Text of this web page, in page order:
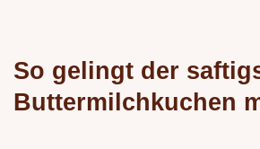
So gelingt der
Buttermilchkuchen